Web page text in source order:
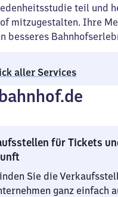
teil und
mitzugestalten. Ihre
besseres
aller Services
für Tickets
Sie die
ganz einfach